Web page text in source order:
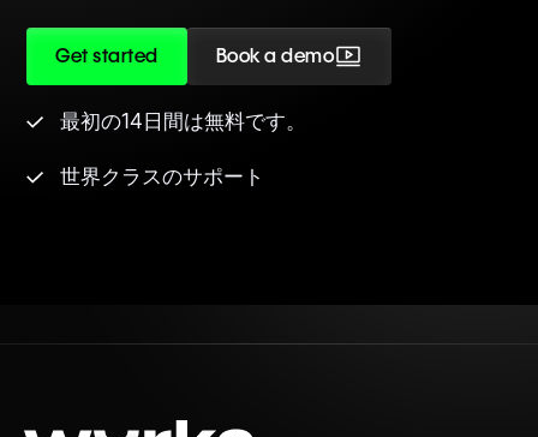
Get started Book a demo
最初の14日間は無料です。
世界クラスのサポート